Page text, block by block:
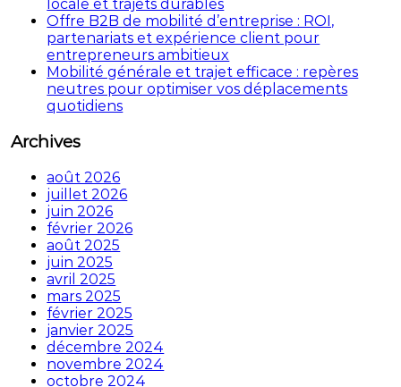
locale et trajets durables
Offre B2B de mobilité d’entreprise : ROI,
partenariats et expérience client pour
entrepreneurs ambitieux
Mobilité générale et trajet efficace : repères
neutres pour optimiser vos déplacements
quotidiens
Archives
août 2026
juillet 2026
juin 2026
février 2026
août 2025
juin 2025
avril 2025
mars 2025
février 2025
janvier 2025
décembre 2024
novembre 2024
octobre 2024